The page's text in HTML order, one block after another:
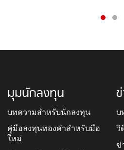
มุมนักลงทุน
บทความสำหรับนักลงทุน
คู่มือลงทุนทองคำสำหรับมือ
ใหม่
บ
วิ
ข่